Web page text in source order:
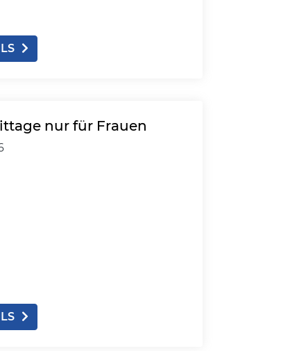
nur für Frauen